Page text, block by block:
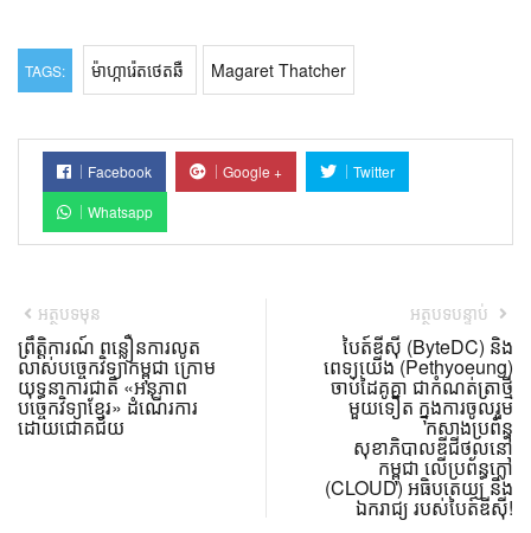
TAGS: ម៉ាហ្ការ៉េតថេតឆឺ Magaret Thatcher
Facebook Google +
Twitter
Whatsapp
អត្ថបទមុន
ព្រឹត្តិការណ៍ ពន្លឿនការលូត
លាស់បច្ចេកវិទ្យាកម្ពុជា ក្រោម
យុទ្ធនាការជាតិ «អនុភាព
បច្ចេកវិទ្យាខ្មែរ» ដំណើរការ
ដោយជោគជ័យ
អត្ថបទបន្ទាប់
បៃត៍ឌីស៊ី (ByteDC) និង
ពេទ្យយើង (Pethyoeung)
ចាប់ដៃគូគ្នា ជាកំណត់ត្រាថ្មី
មួយទៀត ក្នុងការចូលរួម
កសាងប្រព័ន្ធ
សុខាភិបាលឌីជីថល​នៅ
កម្ពុជា លើប្រព័ន្ធក្លៅ
(CLOUD) អធិបតេយ្យ និង
ឯករាជ្យ របស់បៃត៍ឌីស៊ី!